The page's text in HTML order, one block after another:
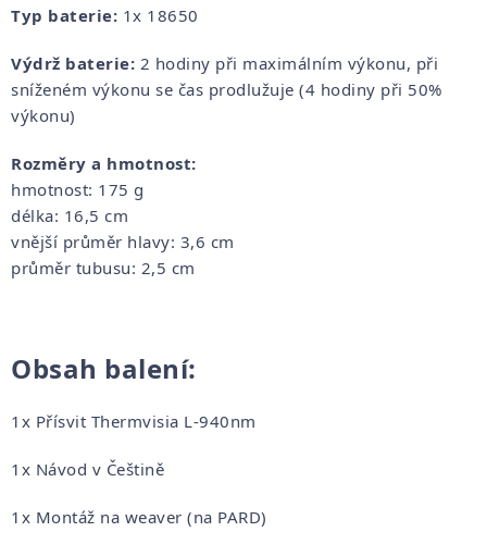
Typ baterie: 1x 18650
Výdrž baterie: 2 hodiny při maximálním výkonu, při
sníženém výkonu se čas prodlužuje (4 hodiny při 50%
výkonu)
Rozměry a hmotnost:
hmotnost: 175 g
délka: 16,5 cm
vnější průměr hlavy: 3,6 cm
průměr tubusu: 2,5 cm
Obsah balení:
1x Přísvit Thermvisia L-940nm
1x Návod v Češtině
1x Montáž na weaver (na PARD)